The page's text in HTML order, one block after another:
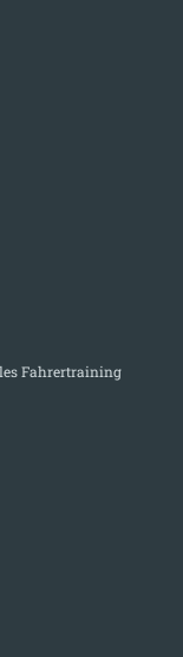
Fahrertraining